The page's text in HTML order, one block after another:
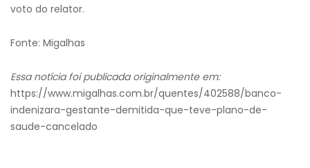
voto do relator.
Fonte: Migalhas
Essa notícia foi publicada originalmente em:
https://www.migalhas.com.br/quentes/402588/banco-
indenizara-gestante-demitida-que-teve-plano-de-
saude-cancelado